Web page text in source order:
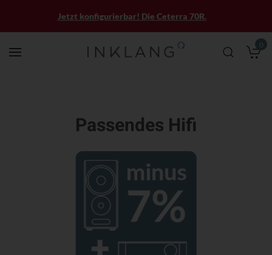
0
Jetzt konfigurierbar! Die Ceterra 70R.
Passendes Hifi